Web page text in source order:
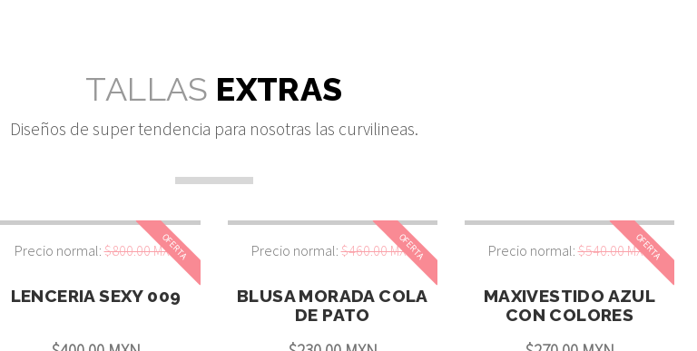
TALLAS EXTRAS
Diseños de super tendencia para nosotras las curvilineas.
OFERTA
Precio normal:$800.00 MXN
LENCERIA SEXY 009
OFERTA
Precio normal:$460.00 MXN
BLUSA MORADA COLA
DE PATO
OFERTA
Precio normal:$540.00 MXN
MAXIVESTIDO AZUL
CON COLORES